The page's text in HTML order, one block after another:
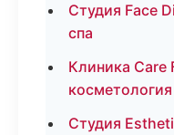
Студия Face
спа
Клиника Care
косметология
Студия